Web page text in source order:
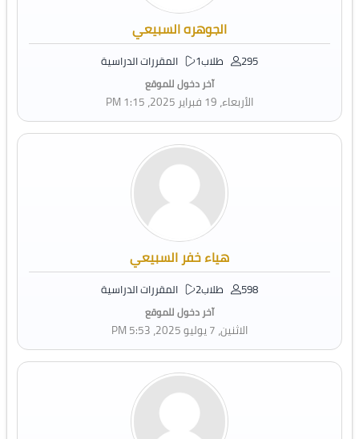
الجوهره السبيعي
295 طلاب 1 المقررات الدراسية
آخر دخول للموقع
الأربعاء، 19 فبراير 2025، 1:15 PM
هياء خفر السبيعي
598 طلاب 2 المقررات الدراسية
آخر دخول للموقع
الاثنين، 7 يوليو 2025، 5:53 PM